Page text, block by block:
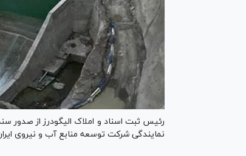
رئیس ثبت اسناد و املاک الیگودرز از صدور
نمایندگی شرکت توسعه منابع آب و نیروی